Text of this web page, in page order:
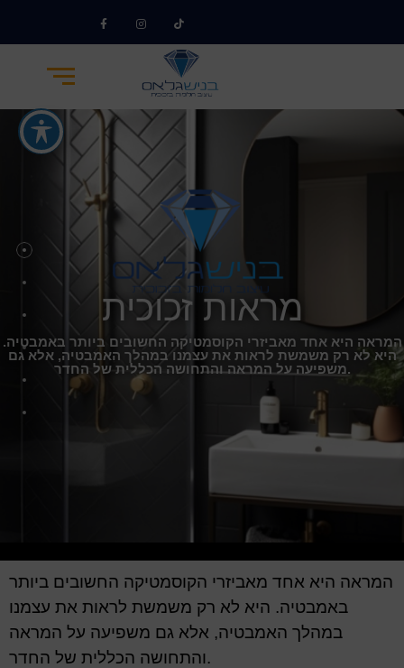
המראה היא אחד מאביזרי הקוסמטיקה החשובים ביותר באמבטיה.
היא לא רק משמשת לראות את עצמנו במהלך האמבטיה, אלא גם
משפיעה על המראה והתחושה הכללית של החדר.
מראות זכוכית
המראה היא אחד מאביזרי הקוסמטיקה החשובים ביותר
באמבטיה. היא לא רק משמשת לראות את עצמנו
במהלך האמבטיה, אלא גם משפיעה על המראה
והתחושה הכללית של החדר.